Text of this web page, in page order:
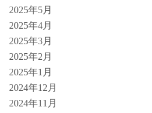
2025年5月
2025年4月
2025年3月
2025年2月
2025年1月
2024年12月
2024年11月